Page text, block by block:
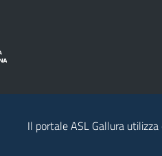
Privacy policy Contatti
Il portale ASL Gallura